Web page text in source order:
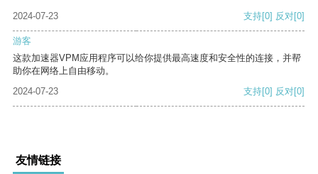
2024-07-23 支持[0] 反对[0]
游客
这款加速器VPM应用程序可以给你提供最高速度和安全性的连接，并帮
助你在网络上自由移动。
2024-07-23
支持[0] 反对[0]
友情链接